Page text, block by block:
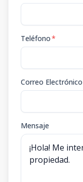
Teléfono*
Correo Electrónico
Mensaje